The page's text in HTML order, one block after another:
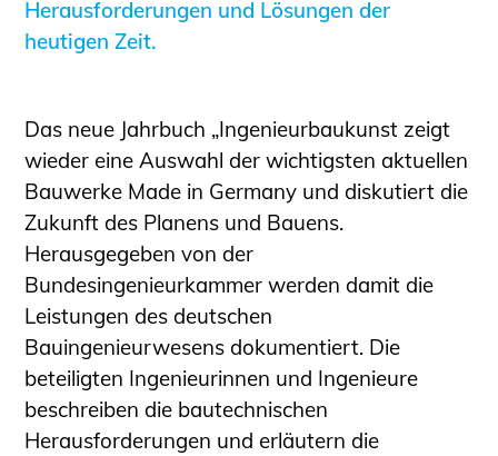
Sachkundige für Zustands- und
Funktionsprüfung privater
Ingenieurkammern
Büronachfolge
Zusatzqualifikationen
Geschützter Bereich
Informationen für Auftraggeber und
Verbraucher
Ingenieursuche (Mitglieder der IK-Bau
NRW)
Fachlisten
Bauherren-ABC
Herausforderungen und Lösungen der
heutigen Zeit.
Das neue Jahrbuch „Ingenieurbaukunst zeigt
wieder eine Auswahl der wichtigsten aktuellen
Bauwerke Made in Germany und diskutiert die
Zukunft des Planens und Bauens.
Herausgegeben von der
Bundesingenieurkammer werden damit die
Leistungen des deutschen
Bauingenieurwesens dokumentiert. Die
beteiligten Ingenieurinnen und Ingenieure
beschreiben die bautechnischen
Herausforderungen und erläutern die